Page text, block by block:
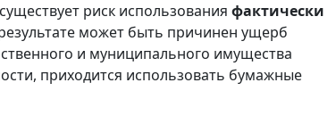
риск использования фактически
может быть причинен ущерб
и муниципального имущества
приходится использовать бумажные